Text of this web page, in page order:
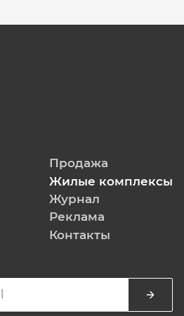
Продажа
Жилые комплексы
Журнал
Реклама
Контакты